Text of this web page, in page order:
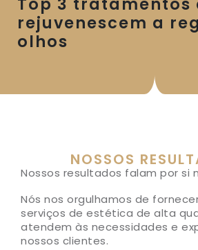
rejuvenescem a
olhos
NOSSOS
Nossos resultados falam por si
Nós nos orgulhamos de
serviços de estética de alta
atendem às necessidades e
nossos clientes.